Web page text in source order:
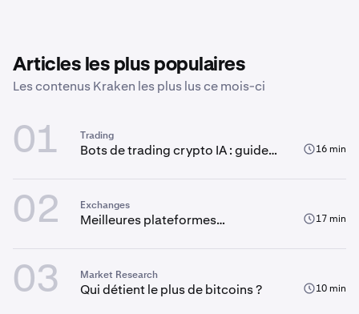
Articles les plus populaires
Les contenus Kraken les plus lus ce mois-ci
01 Trading
Bots de trading crypto IA : guide
16 min
02 Exchanges
Meilleures plateformes
17 min
03 Market Research
Qui détient le plus de bitcoins ? 10 min